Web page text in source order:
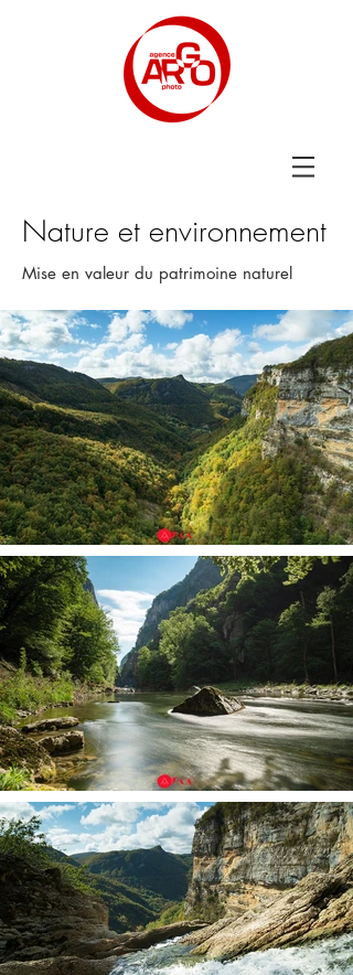
Nature et environnement
Mise en valeur du patrimoine naturel